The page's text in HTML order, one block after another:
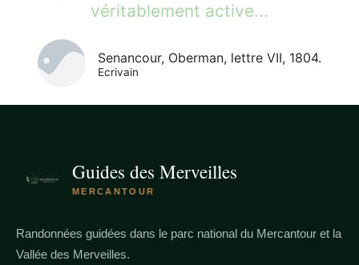
véritablement active...
Senancour, Oberman, lettre VII, 1804.
Ecrivain
Guides des Merveilles
MERCANTOUR
Randonnées guidées dans le parc national du Mercantour et la
Vallée des Merveilles.